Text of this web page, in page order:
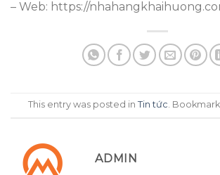
– Web: https://
This entry was posted in Tin tức.
ADMIN